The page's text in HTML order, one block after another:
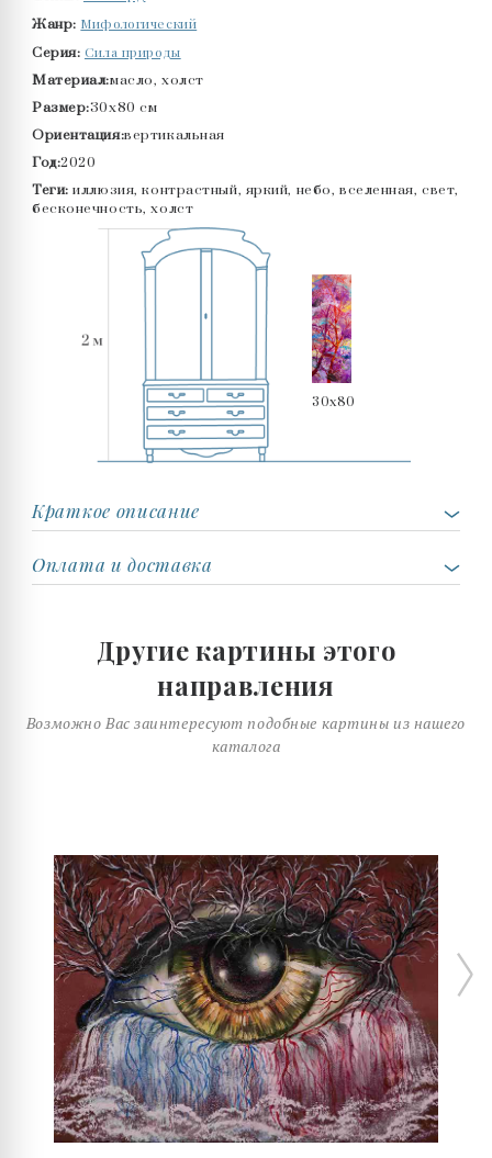
Жанр: Мифологический
Серия: Сила природы
Материал:масло, холст
Размер:30x80 см
Ориентация:вертикальная
Год:2020
Теги: иллюзия, контрастный, яркий, небо, вселенная, свет,
бесконечность, холст
30x80
Краткое описание
Оплата и доставка
Другие картины этого
направления
Возможно Вас заинтересуют подобные картины из нашего
каталога